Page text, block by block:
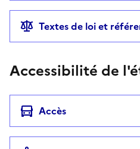
Textes de loi et
Accessibilité de
Accès